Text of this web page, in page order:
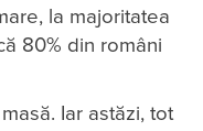
la majoritatea
80% din români
Iar astăzi, tot